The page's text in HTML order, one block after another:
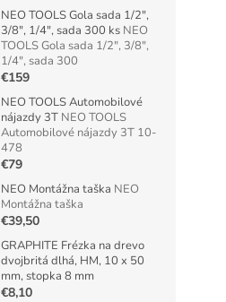
NEO TOOLS Gola sada 1/2",
3/8", 1/4", sada 300 ks NEO
TOOLS Gola sada 1/2", 3/8",
1/4", sada 300
€159
NEO TOOLS Automobilové
nájazdy 3T NEO TOOLS
Automobilové nájazdy 3T 10-
478
€79
NEO Montážna taška NEO
Montážna taška
€39,50
GRAPHITE Frézka na drevo
dvojbritá dlhá, HM, 10 x 50
mm, stopka 8 mm
€8,10